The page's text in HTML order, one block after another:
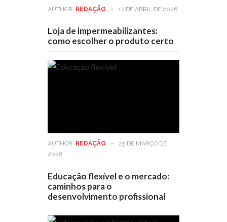
AUTHOR: REDAÇÃO - 17 DE ABRIL DE 2026
Loja de impermeabilizantes:
como escolher o produto certo
AUTHOR: REDAÇÃO -
25 DE MARÇO DE
2026
Educação flexível e o mercado:
caminhos para o
desenvolvimento profissional